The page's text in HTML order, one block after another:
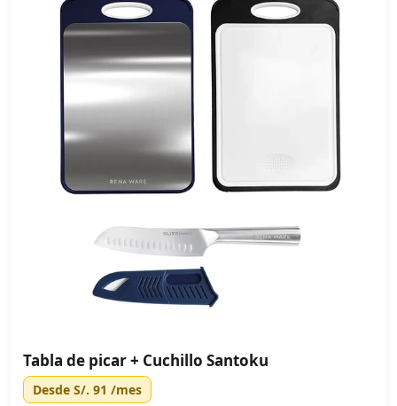
Tabla de picar + Cuchillo Santoku
Desde S/. 91 /mes